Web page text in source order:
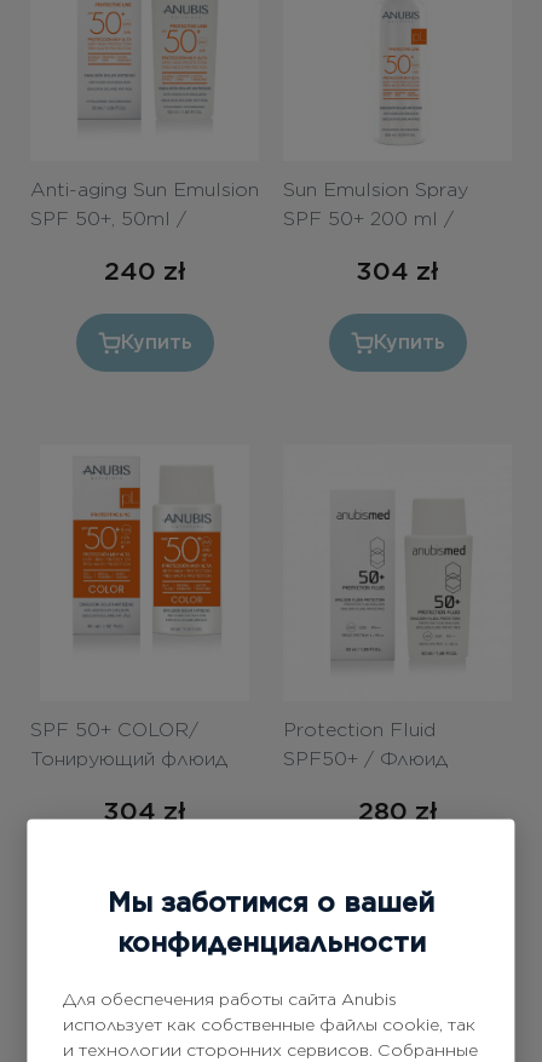
Бесплатная консультация
Вход/Регистрация
Anti-aging Sun Emulsion
SPF 50+, 50ml /
Anti-aging эффектом
240 zł
Купить
Sun Emulsion Spray
SPF 50+ 200 ml /
спрей для лица и тела
200ml
304 zł
Купить
SPF 50+ COLOR/
Тонирующий флюид
304zł
Protection Fluid
SPF50+ / Флюид
50+ 50ml280zł
Мы заботимся о вашей
конфиденциальности
Для обеспечения работы сайта Anubis
использует как собственные файлы cookie, так
и технологии сторонних сервисов. Собранные